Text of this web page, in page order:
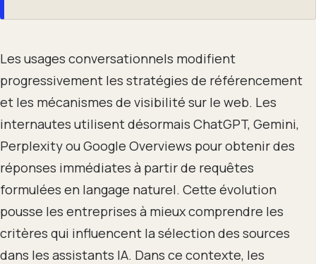
Les usages conversationnels modifient
progressivement les stratégies de référencement
et les mécanismes de visibilité sur le web. Les
internautes utilisent désormais ChatGPT, Gemini,
Perplexity ou Google Overviews pour obtenir des
réponses immédiates à partir de requêtes
formulées en langage naturel. Cette évolution
pousse les entreprises à mieux comprendre les
critères qui influencent la sélection des sources
dans les assistants IA. Dans ce contexte, les